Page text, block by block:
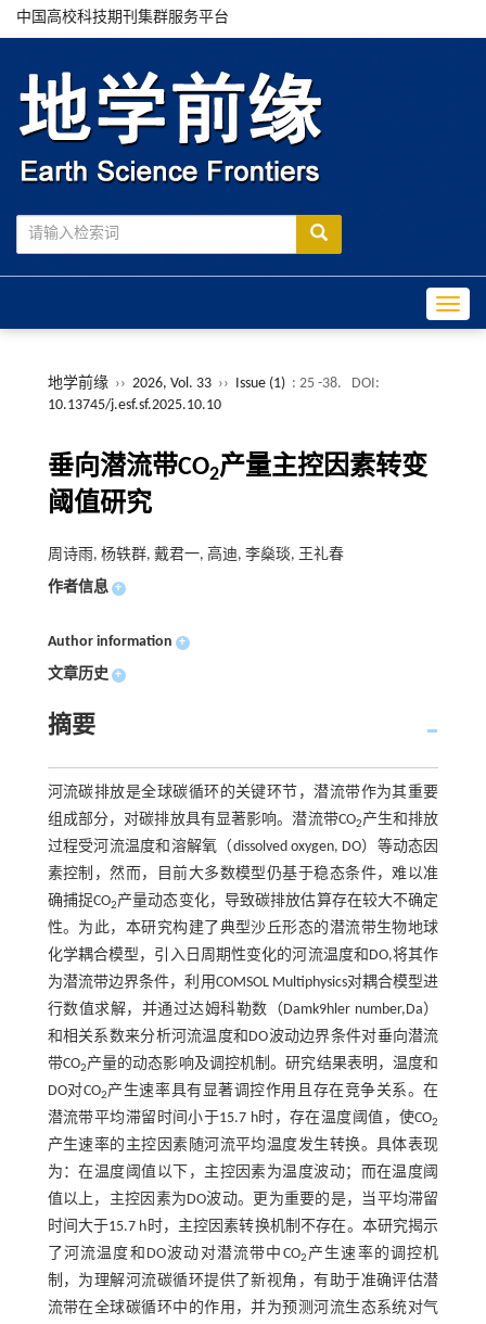
中国高校科技期刊集群服务平台
地学前缘 ›› 2026, Vol. 33 ›› Issue (1) : 25 -38.
DOI:
10.13745/j.esf.sf.2025.10.10
垂向潜流带CO2产量主控因素转变
阈值研究
周诗雨, 杨轶群, 戴君一, 高迪, 李燊琰, 王礼春
作者信息 +
Author information +
文章历史 +
摘要
河流碳排放是全球碳循环的关键环节，潜流带作为其重要
组成部分，对碳排放具有显著影响。潜流带CO2产生和排放
过程受河流温度和溶解氧（dissolved oxygen, DO）等动态因
素控制，然而，目前大多数模型仍基于稳态条件，难以准
确捕捉CO2产量动态变化，导致碳排放估算存在较大不确定
性。为此，本研究构建了典型沙丘形态的潜流带生物地球
化学耦合模型，引入日周期性变化的河流温度和DO,将其作
为潜流带边界条件，利用COMSOL Multiphysics对耦合模型进
行数值求解，并通过达姆科勒数（Damk9hler number,Da）
和相关系数来分析河流温度和DO波动边界条件对垂向潜流
带CO2产量的动态影响及调控机制。研究结果表明，温度和
DO对CO2产生速率具有显著调控作用且存在竞争关系。在
潜流带平均滞留时间小于15.7 h时，存在温度阈值，使CO2
产生速率的主控因素随河流平均温度发生转换。具体表现
为：在温度阈值以下，主控因素为温度波动；而在温度阈
值以上，主控因素为DO波动。更为重要的是，当平均滞留
时间大于15.7 h时，主控因素转换机制不存在。本研究揭示
了河流温度和DO波动对潜流带中CO2产生速率的调控机
制，为理解河流碳循环提供了新视角，有助于准确评估潜
流带在全球碳循环中的作用，并为预测河流生态系统对气